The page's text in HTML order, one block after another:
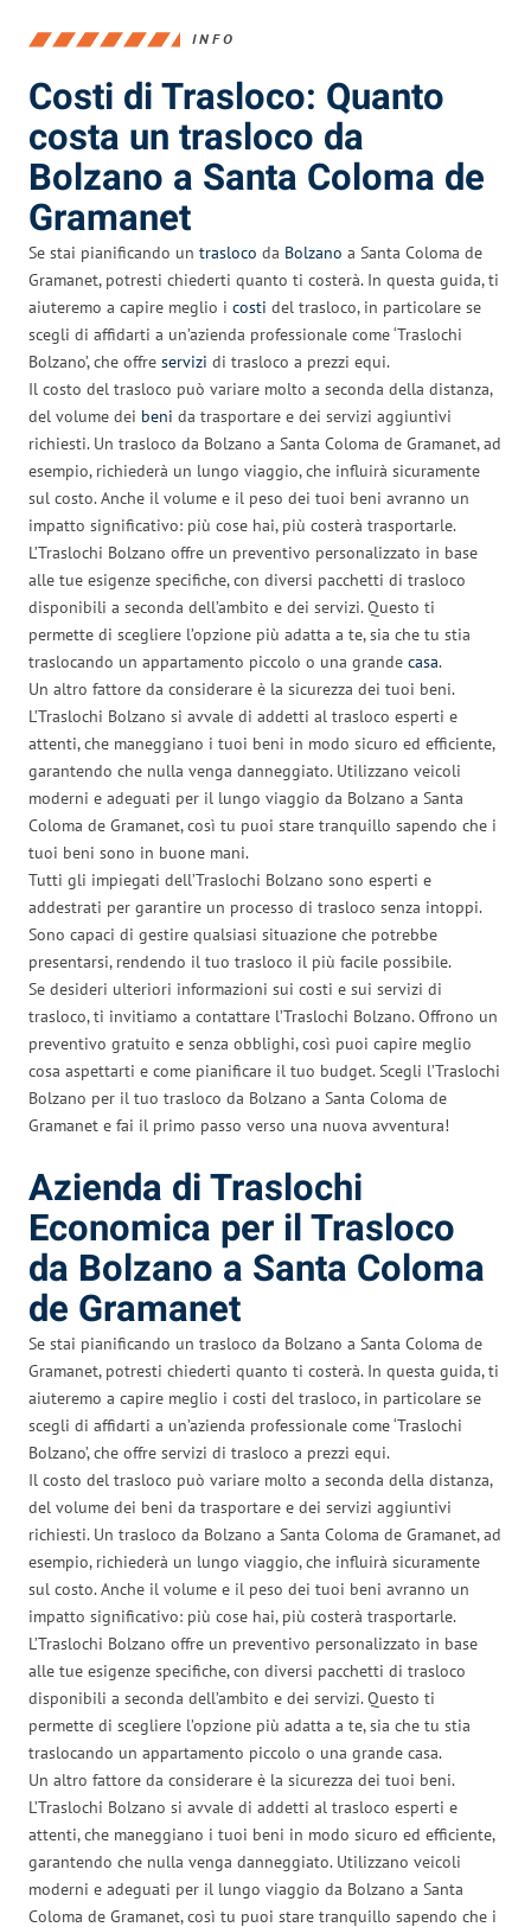
INFO
Costi di Trasloco: Quanto
costa un trasloco da
Bolzano a Santa Coloma de
Gramanet
Se stai pianificando un trasloco da Bolzano a Santa Coloma de
Gramanet, potresti chiederti quanto ti costerà. In questa guida, ti
aiuteremo a capire meglio i costi del trasloco, in particolare se
scegli di affidarti a un’azienda professionale come ‘Traslochi
Bolzano’, che offre servizi di trasloco a prezzi equi.
Il costo del trasloco può variare molto a seconda della distanza,
del volume dei beni da trasportare e dei servizi aggiuntivi
richiesti. Un trasloco da Bolzano a Santa Coloma de Gramanet, ad
esempio, richiederà un lungo viaggio, che influirà sicuramente
sul costo. Anche il volume e il peso dei tuoi beni avranno un
impatto significativo: più cose hai, più costerà trasportarle.
L’Traslochi Bolzano offre un preventivo personalizzato in base
alle tue esigenze specifiche, con diversi pacchetti di trasloco
disponibili a seconda dell’ambito e dei servizi. Questo ti
permette di scegliere l’opzione più adatta a te, sia che tu stia
traslocando un appartamento piccolo o una grande casa.
Un altro fattore da considerare è la sicurezza dei tuoi beni.
L’Traslochi Bolzano si avvale di addetti al trasloco esperti e
attenti, che maneggiano i tuoi beni in modo sicuro ed efficiente,
garantendo che nulla venga danneggiato. Utilizzano veicoli
moderni e adeguati per il lungo viaggio da Bolzano a Santa
Coloma de Gramanet, così tu puoi stare tranquillo sapendo che i
tuoi beni sono in buone mani.
Tutti gli impiegati dell’Traslochi Bolzano sono esperti e
addestrati per garantire un processo di trasloco senza intoppi.
Sono capaci di gestire qualsiasi situazione che potrebbe
presentarsi, rendendo il tuo trasloco il più facile possibile.
Se desideri ulteriori informazioni sui costi e sui servizi di
trasloco, ti invitiamo a contattare l’Traslochi Bolzano. Offrono un
preventivo gratuito e senza obblighi, così puoi capire meglio
cosa aspettarti e come pianificare il tuo budget. Scegli l’Traslochi
Bolzano per il tuo trasloco da Bolzano a Santa Coloma de
Gramanet e fai il primo passo verso una nuova avventura!
Azienda di Traslochi
Economica per il Trasloco
da Bolzano a Santa Coloma
de Gramanet
Se stai pianificando un trasloco da Bolzano a Santa Coloma de
Gramanet, potresti chiederti quanto ti costerà. In questa guida, ti
aiuteremo a capire meglio i costi del trasloco, in particolare se
scegli di affidarti a un’azienda professionale come ‘Traslochi
Bolzano’, che offre servizi di trasloco a prezzi equi.
Il costo del trasloco può variare molto a seconda della distanza,
del volume dei beni da trasportare e dei servizi aggiuntivi
richiesti. Un trasloco da Bolzano a Santa Coloma de Gramanet, ad
esempio, richiederà un lungo viaggio, che influirà sicuramente
sul costo. Anche il volume e il peso dei tuoi beni avranno un
impatto significativo: più cose hai, più costerà trasportarle.
L’Traslochi Bolzano offre un preventivo personalizzato in base
alle tue esigenze specifiche, con diversi pacchetti di trasloco
disponibili a seconda dell’ambito e dei servizi. Questo ti
permette di scegliere l’opzione più adatta a te, sia che tu stia
traslocando un appartamento piccolo o una grande casa.
Un altro fattore da considerare è la sicurezza dei tuoi beni.
L’Traslochi Bolzano si avvale di addetti al trasloco esperti e
attenti, che maneggiano i tuoi beni in modo sicuro ed efficiente,
garantendo che nulla venga danneggiato. Utilizzano veicoli
moderni e adeguati per il lungo viaggio da Bolzano a Santa
Coloma de Gramanet, così tu puoi stare tranquillo sapendo che i